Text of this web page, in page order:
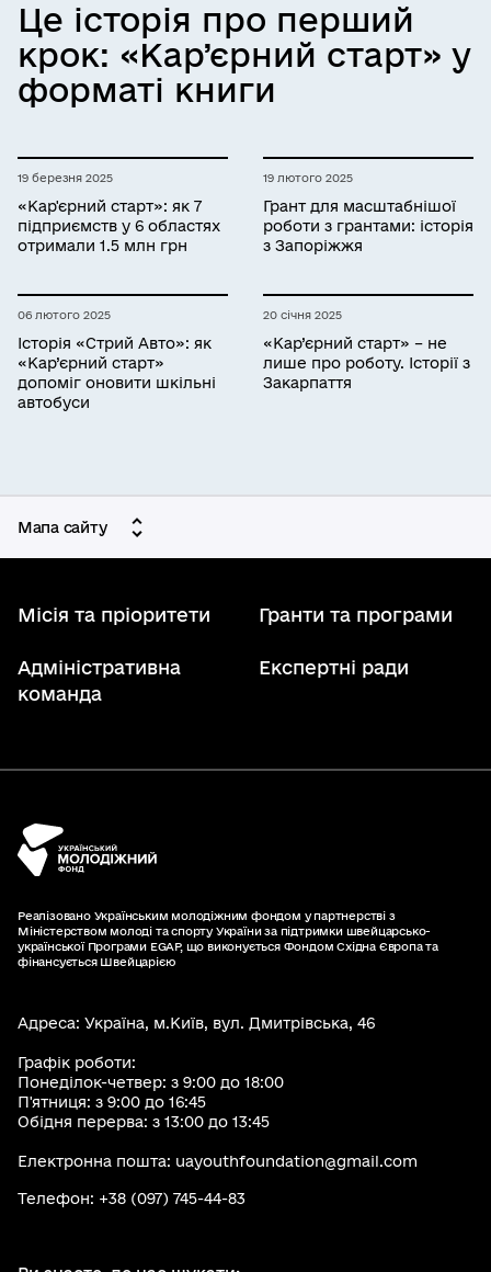
Це історія про перший
крок: «Кар’єрний старт» у
форматі книги
19 березня 2025
«Кар'єрний старт»: як 7
підприємств у 6 областях
отримали 1.5 млн грн
19 лютого 2025
Грант для масштабнішої
роботи з грантами: історія
з Запоріжжя
06 лютого 2025
Історія «Стрий Авто»: як
«Кар’єрний старт»
допоміг оновити шкільні
автобуси
20 січня 2025
«Кар’єрний старт» – не
лише про роботу. Історії з
Закарпаття
Мапа сайту
Місія та пріоритети Гранти та програми
Адміністративна
команда
Експертні ради
Реалізовано Українським молодіжним фондом у партнерстві з
Міністерством молоді та спорту України за підтримки швейцарсько-
української Програми EGAP, що виконується Фондом Східна Європа та
фінансується Швейцарією
Адреса: Україна, м.Київ, вул. Дмитрівська, 46
Графік роботи:
Понеділок-четвер: з 9:00 до 18:00
П'ятниця: з 9:00 до 16:45
Обідня перерва: з 13:00 до 13:45
Електронна пошта: uayouthfoundation@gmail.com
Телефон: +38 (097) 745-44-83